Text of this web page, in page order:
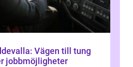
Vägen till tung
jobbmöjligheter